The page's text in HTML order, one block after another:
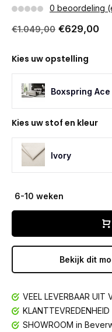
0 beoordeling
€1.049,00 €629,00
Kies uw opstelling
Boxspring
Kies uw stof en kleur
Ivory
6-10 weken
Bekijk dit
VEEL LEVERBAAR UIT
KLANTTEVREDENHEID
SHOWROOM in